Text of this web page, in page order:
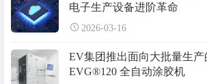
电子生产设备进阶革命
2026-03-16
EV集团推出面向大批量生产
EVG®120 全自动涂胶机